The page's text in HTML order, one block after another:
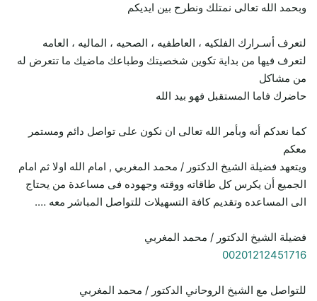
وبحمد الله تعالى نمتلك ونطرح بين ايديكم
لتعرف أسـرارك الفلكيه ، العاطفيه ، الصحيه ، الماليه ، العامه
لتعرف فيها من بداية تكوين شخصيتك وطباعك ماضيك ما تتعرض له
من مشاكل
حاضرك فاما المستقبل فهو بيد الله
كما نعدكم أنه وبأمر الله تعالى ان نكون على تواصل دائم ومستمر
معكم
ويتعهد فضيلة الشيخ الدكتور / محمد المغربي , امام الله اولا ثم امام
الجميع أن يكرس كل طاقاته ووقته وجهوده فى مساعدة من يحتاج
الى المساعده وتقديم كافة التسهيلات للتواصل المباشر معه ….
فضيلة الشيخ الدكتور / محمد المغربي
00201212451716
للتواصل مع الشيخ الروحاني الدكتور / محمد المغربي